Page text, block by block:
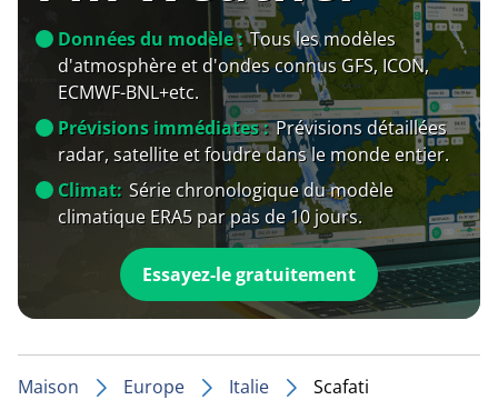
Données du modèle : Tous les modèles
d'atmosphère et d'ondes connus GFS, ICON,
ECMWF-BNL+etc.
Prévisions immédiates : Prévisions détaillées
radar, satellite et foudre dans le monde entier.
Climat: Série chronologique du modèle
climatique ERA5 par pas de 10 jours.
Essayez-le gratuitement
Maison Europe Italie Scafati